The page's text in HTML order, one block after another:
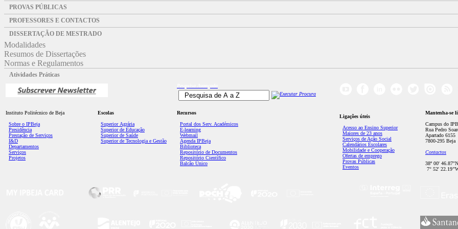
PROVAS PÚBLICAS
PROFESSORES E CONTACTOS
DISSERTAÇÃO DE MESTRADO
Modalidades
Resumos de Dissertações
Normas e Regulamentos
Atividades Práticas
Instituto Politécnico de Beja
Sobre o IPBeja
Presidência
Prestação de Serviços
I&D
Departamentos
Serviços
Projetos
Escolas
Superior Agrária
Superior de Educação
Superior de Saúde
Superior de Tecnologia e Gestão
Recursos
Portal dos Serv. Académicos
E-learning
Webmail
Agenda IPBeja
Biblioteca
Repositório de Documentos
Repositório Científico
Balcão Único
Ligações úteis
Acesso ao Ensino Superior
Maiores de 23 anos
Serviços de Ação Social
Calendários Escolares
Mobilidade e Cooperação
Ofertas de emprego
Provas Públicas
Eventos
Mantenha-se
Campus do
Rua Pedro
Apartado 6155
7800-295 Beja
Contactos
38º 00' 46.87''N
7° 52'